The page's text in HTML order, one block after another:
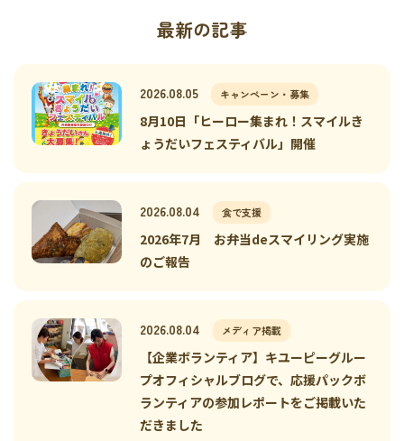
最新の記事
2026.08.05 キャンペーン・募集
8月10日「ヒーロー集まれ！スマイルき
ょうだいフェスティバル」開催
2026.08.04 食で支援
2026年7月 お弁当deスマイリング実施
のご報告
2026.08.04 メディア掲載
【企業ボランティア】キユーピーグルー
プオフィシャルブログで、応援パックボ
ランティアの参加レポートをご掲載いた
だきました